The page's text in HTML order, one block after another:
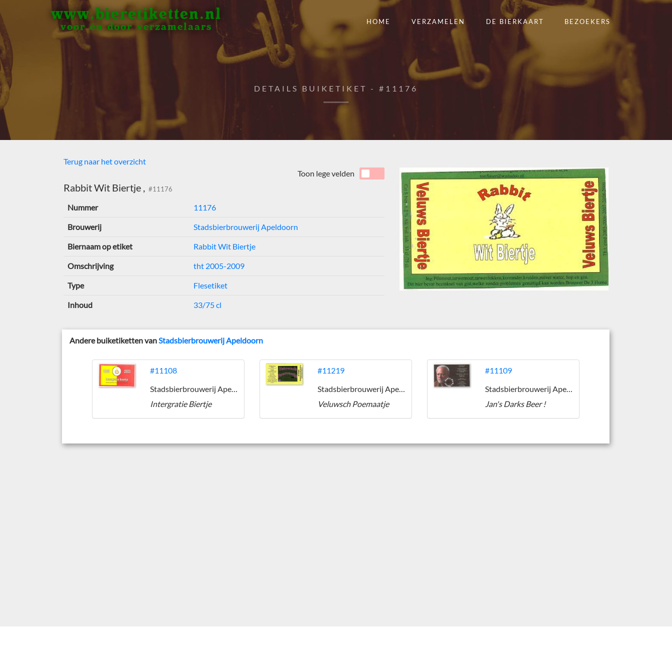
www.bieretiketten.nl
voor én door verzamelaars
HOME VERZAMELEN DE BIERKAART BEZOEKERS
DETAILS BUIKETIKET - #11176
Terug naar het overzicht
Rabbit Wit Biertje , #11176
Toon lege velden
Nummer 11176
Brouwerij Stadsbierbrouwerij Apeldoorn
Biernaam op etiket Rabbit Wit Biertje
Omschrijving tht 2005-2009
Type Flesetiket
Inhoud 33/75 cl
Andere buiketiketten vanStadsbierbrouwerij Apeldoorn
#11108
Stadsbierbrouwerij Apeldoorn
Intergratie Biertje
#11219
Stadsbierbrouwerij Apeldoorn
Veluwsch Poemaatje
#11109
Stadsbierbrouwerij Apeldoorn
Jan's Darks Beer !